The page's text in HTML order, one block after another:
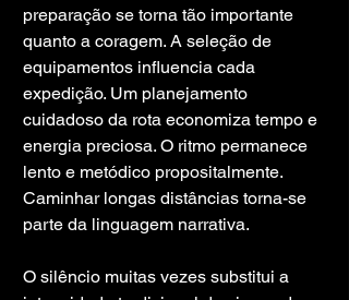
preparação se torna tão importante
quanto a coragem. A seleção de
equipamentos influencia cada
expedição. Um planejamento
cuidadoso da rota economiza tempo e
energia preciosa. O ritmo permanece
lento e metódico propositalmente.
Caminhar longas distâncias torna-se
parte da linguagem narrativa.
O silêncio muitas vezes substitui a